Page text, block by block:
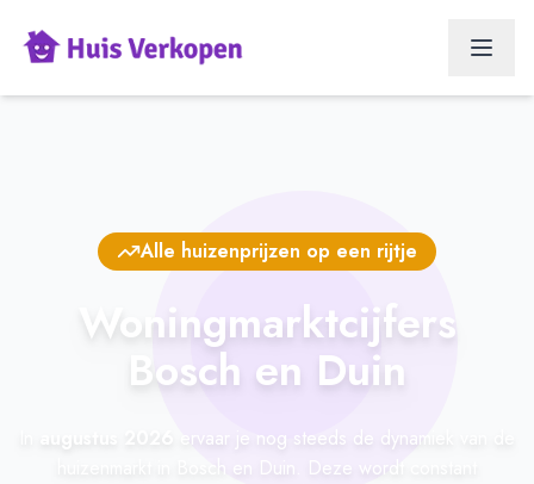
Alle huizenprijzen op een rijtje
Woningmarktcijfers
Bosch en Duin
ervaar je nog steeds de dynamiek van de
huizenmarkt in Bosch en Duin. Deze wordt constant